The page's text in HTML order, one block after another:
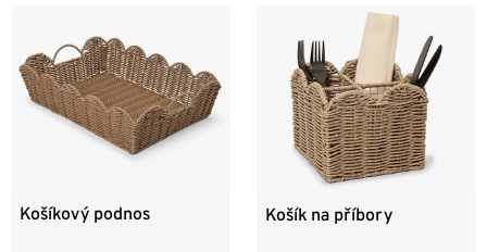
Košíkový podnos Košík na příbory